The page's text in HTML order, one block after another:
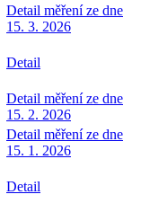
Detail měření ze dne
15. 3. 2026
Detail
Detail měření ze dne
15. 2. 2026
Detail měření ze dne
15. 1. 2026
Detail